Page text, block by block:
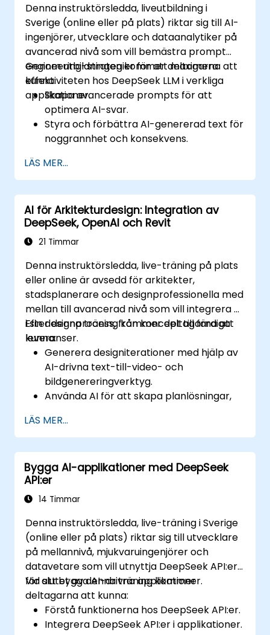
Denna instruktörsledda, liveutbildning i
Sverige (online eller på plats) riktar sig till AI-
ingenjörer, utvecklare och dataanalytiker på
avancerad nivå som vill bemästra prompt
engineering-strategier för att maximera
effektiviteten hos DeepSeek LLM i verkliga
applikationer.
Genom utbildningen kommer deltagarna att
kunna:
Skapa avancerade prompts för att
optimera AI-svar.
Styra och förbättra AI-genererad text för
noggrannhet och konsekvens.
kontanthantering.
Minska partiskhet och främja etisk AI-
användning inom prompt engineering.
LÄS MER...
AI för Arkitekturdesign: Integration av
DeepSeek, OpenAI och Revit
21 Timmar
Denna instruktörsledda, live-träning på plats
eller online är avsedd för arkitekter,
stadsplanerare och designprofessionella med
mellan till avancerad nivå som vill integrera AI
i sin designprocess, från koncept till färdiga
leveranser.
Efter denna träning kommer deltagarna att
kunna:
Generera designiterationer med hjälp av
AI-drivna text-till-video- och
bildgenereringverktyg.
Använda AI för att skapa planlösningar,
Säkerställa överensstämmelse med
regleringar med hjälp av AI-drivet
designvalidering.
Integrera AI-arbetsflöden i Revit och
andra renderingsverktyg.
LÄS MER...
Bygga AI-applikationer med DeepSeek
API:er
14 Timmar
Denna instruktörsledda, live-träning i Sverige
(online eller på plats) riktar sig till utvecklare
på mellannivå, mjukvaruingenjörer och
datavetare som vill utnyttja DeepSeek API:er
för att bygga AI-drivna applikationer.
Vid slutet av denna träning kommer
deltagarna att kunna:
Förstå funktionerna hos DeepSeek API:er.
Integrera DeepSeek API:er i applikationer.